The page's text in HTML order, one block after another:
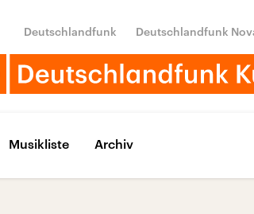
Deutschlandfunk Deutschlandfunk
Musikliste Archiv